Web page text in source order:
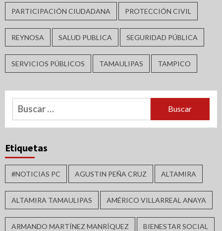
PARTICIPACIÓN CIUDADANA PROTECCIÓN CIVIL
REYNOSA SALUD PUBLICA SEGURIDAD PÚBLICA
SERVICIOS PÚBLICOS TAMAULIPAS TAMPICO
Buscar:
Etiquetas
#NOTICIAS PC AGUSTIN PEÑA CRUZ ALTAMIRA
ALTAMIRA TAMAULIPAS AMÉRICO VILLARREAL ANAYA
ARMANDO MARTÍNEZ MANRÍQUEZ BIENESTAR SOCIAL